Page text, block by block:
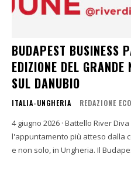
BUDAPEST BUSINESS
EDIZIONE DEL
SUL DANUBIO
ITALIA-UNGHERIA REDAZIONE
4 giugno 2026 · Battello River Diva ·
l'appuntamento più atteso dalla
e non solo, in Ungheria. Il